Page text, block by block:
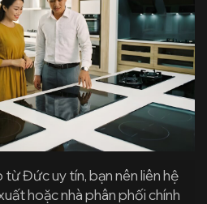
Đức uy tín, bạn nên liên hệ
hoặc nhà phân phối chính